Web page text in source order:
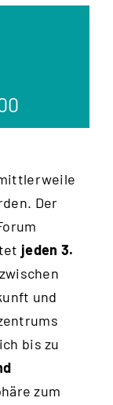
Der
jeden 3.
und
bis zu
zum